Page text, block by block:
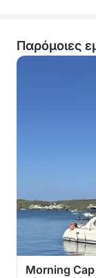
Παρόμοιες
Morning